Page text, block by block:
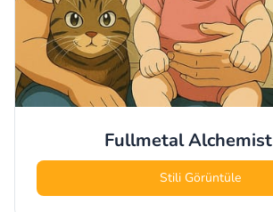
Fullmetal Alchemist
Stili Görüntüle